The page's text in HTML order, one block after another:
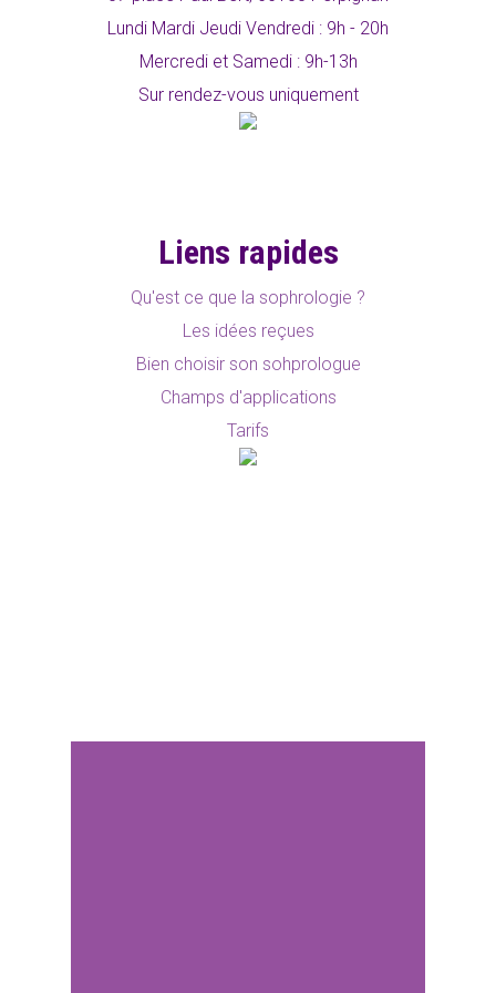
Lundi Mardi Jeudi Vendredi : 9h - 20h
Mercredi et Samedi : 9h-13h
Sur rendez-vous uniquement
Liens rapides
Qu'est ce que la sophrologie ?
Les idées reçues
Bien choisir son sohprologue
Champs d'applications
Tarifs